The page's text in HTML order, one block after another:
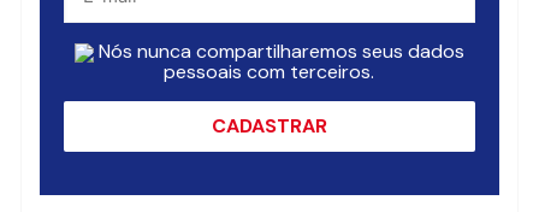
Nós nunca compartilharemos seus dados
pessoais com terceiros.